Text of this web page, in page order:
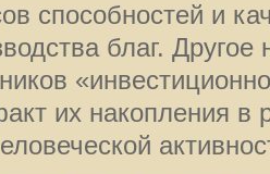
способностей и
благ. Другое
их накопления в